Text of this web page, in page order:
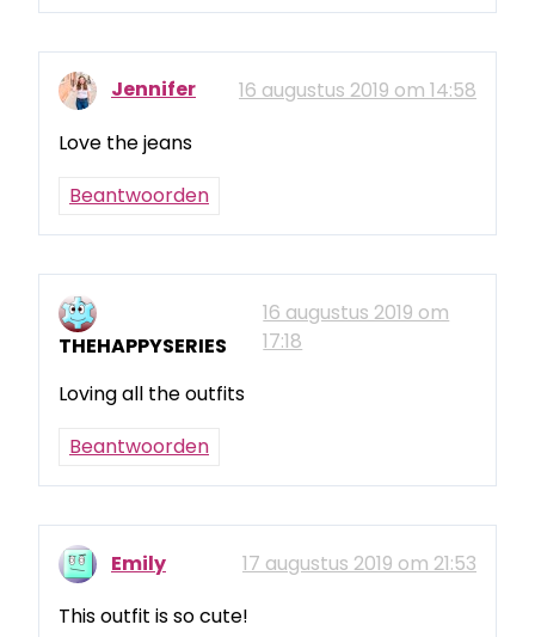
Jennifer
16 augustus 2019 om 14:58
Love the jeans
Beantwoorden
THEHAPPYSERIES
16 augustus 2019 om
17:18
Loving all the outfits
Beantwoorden
Emily
17 augustus 2019 om 21:53
This outfit is so cute!